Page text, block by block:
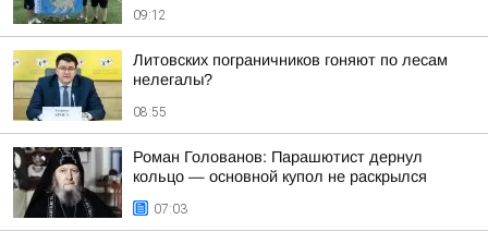
09:12
Литовских пограничников гоняют по лесам
нелегалы?
08:55
Роман Голованов: Парашютист дернул
кольцо — основной купол не раскрылся
07:03